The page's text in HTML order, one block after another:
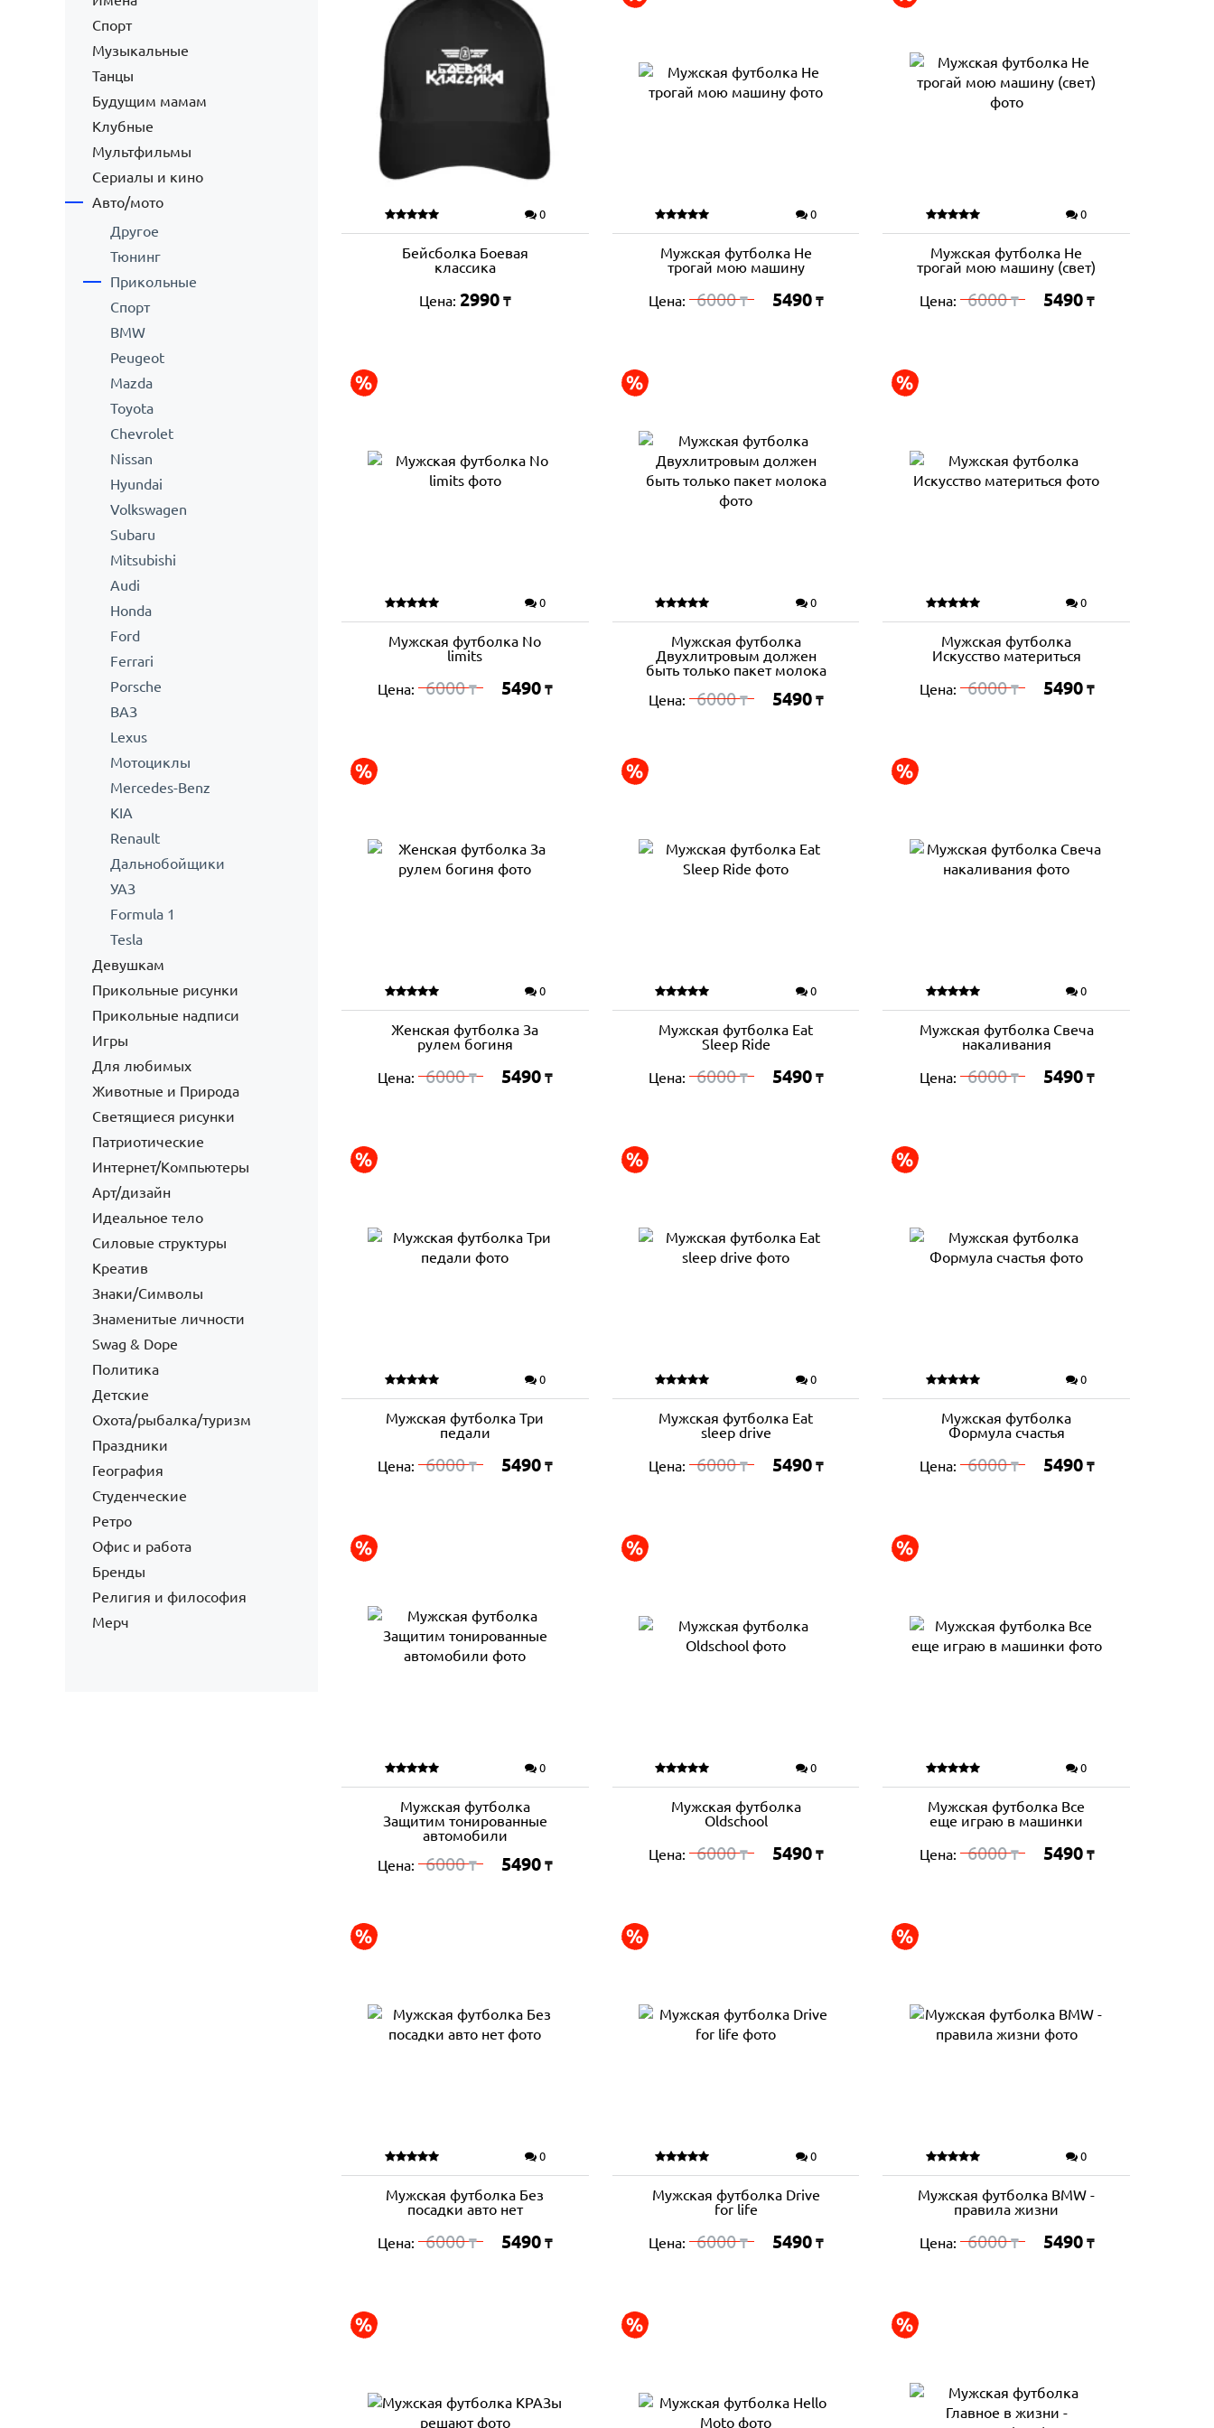
Спорт
Музыкальные
Танцы
Будущим мамам
Клубные
Мультфильмы
Сериалы и кино
Авто/мото
Другое
Тюнинг
Прикольные
Спорт
BMW
Peugeot
Mazda
Toyota
Сhevrolet
Nissan
Hyundai
Volkswagen
Subaru
Mitsubishi
Audi
Honda
Ford
Ferrari
Porsche
ВАЗ
Lexus
Мотоциклы
Mercedes-Benz
KIA
Renault
Дальнобойщики
УАЗ
Formula 1
Tesla
Девушкам
Прикольные рисунки
Прикольные надписи
Игры
Для любимых
Животные и Природа
Светящиеся рисунки
Патриотические
Интернет/Компьютеры
Арт/дизайн
Идеальное тело
Силовые структуры
Креатив
Знаки/Символы
Знаменитые личности
Swag & Dope
Политика
Детские
Охота/рыбалка/туризм
Праздники
География
Студенческие
Ретро
Офис и работа
Бренды
Религия и философия
Мерч
0
Бейсболка Боевая
классика
Цена: 2990 ₸
0
Мужская футболка Не
трогай мою машину
Цена: 6000₸ 5490 ₸
0
Мужская футболка Не
трогай мою машину (свет)
Цена: 6000₸ 5490 ₸
0
Мужская футболка No
limits
Цена: 6000₸ 5490 ₸
0
Мужская футболка
Двухлитровым должен
быть только пакет молока
Цена: 6000₸ 5490 ₸
0
Мужская футболка
Искусство материться
Цена: 6000₸ 5490 ₸
0
Женская футболка За
рулем богиня
Цена: 6000₸ 5490 ₸
0
Мужская футболка Eat
Sleep Ride
Цена: 6000₸ 5490 ₸
0
Мужская футболка Свеча
накаливания
Цена: 6000₸ 5490 ₸
0
Мужская футболка Три
педали
Цена: 6000₸ 5490 ₸
0
Мужская футболка Eat
sleep drive
Цена: 6000₸ 5490 ₸
0
Мужская футболка
Формула счастья
Цена: 6000₸ 5490 ₸
0
Мужская футболка
Защитим тонированные
автомобили
Цена: 6000₸ 5490 ₸
0
Мужская футболка
Oldschool
Цена: 6000₸ 5490 ₸
0
Мужская футболка Все
еще играю в машинки
Цена: 6000₸ 5490 ₸
0
Мужская футболка Без
посадки авто нет
Цена: 6000₸ 5490 ₸
0
Мужская футболка Drive
for life
Цена: 6000₸ 5490 ₸
0
Мужская футболка BMW -
правила жизни
Цена: 6000₸ 5490 ₸